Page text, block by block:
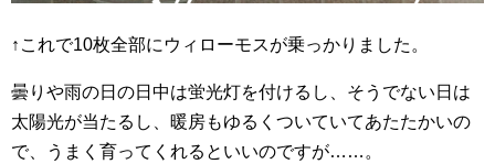
↑これで10枚全部にウィローモスが乗っかりました。
曇りや雨の日の日中は蛍光灯を付けるし、そうでない日は
太陽光が当たるし、暖房もゆるくついていてあたたかいの
で、うまく育ってくれるといいのですが……。